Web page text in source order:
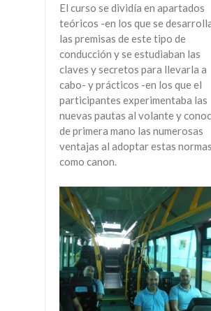
El curso se dividía en apartados
teóricos -en los que se
las premisas de este tipo de
conducción y se estudiaban las
claves y secretos para llevarla a
cabo- y prácticos -en los que el
participantes experimentaba las
nuevas pautas al volante y
de primera mano las numerosas
ventajas al adoptar estas normas
como canon.